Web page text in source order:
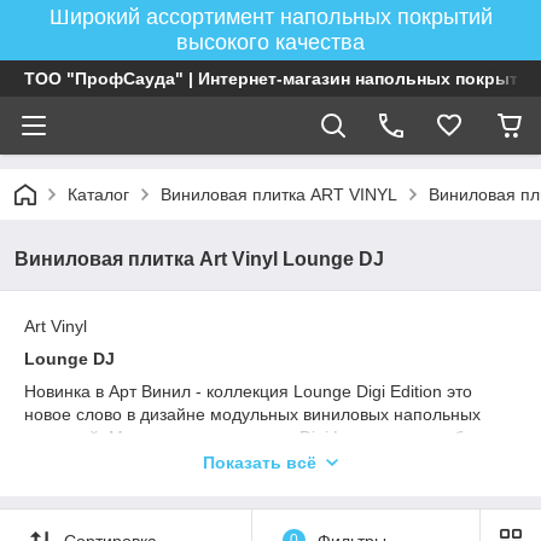
Широкий ассортимент напольных покрытий
высокого качества
ТОО "ПрофСауда" | Интернет-магазин напольных покрытий
Каталог Виниловая плитка ART VINYL Виниловая
Виниловая плитка Art Vinyl Lounge DJ
Art Vinyl
Lounge DJ
Новинка в Арт Винил - коллекция Lounge Digi Edition это
новое слово в дизайне модульных виниловых напольных
покрытий. Мы создали коллекцию Digi Lounge наподобие
тому, как диджей создает настроение, миксуя и сочетая
цифровой печати позволяет изготавливать ограниченные
тиражи уникальных дизайнов в напольных покрытиях.
Показать всё